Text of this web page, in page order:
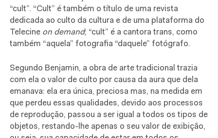
“cult”. “Cult” é também o título de uma revista
dedicada ao culto da cultura e de uma plataforma do
Telecine on demand; “cult” é a cantora trans, como
também “aquela” fotografia “daquele” fotógrafo.
Segundo Benjamin, a obra de arte tradicional trazia
com ela o valor de culto por causa da aura que dela
emanava: ela era única, preciosa mas, na medida em
que perdeu essas qualidades, devido aos processos
de reprodução, passou a ser igual a todos os tipos de
objetos, restando-lhe apenas o seu valor de exibição,